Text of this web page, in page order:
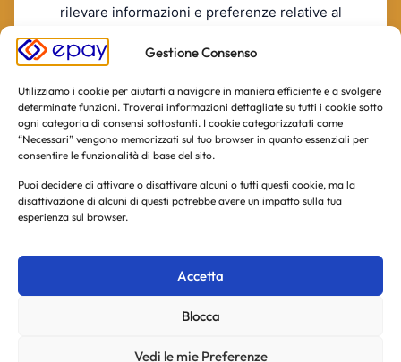
Gestione Consenso
Utilizziamo i cookie per aiutarti a navigare in maniera efficiente e a svolgere
determinate funzioni. Troverai informazioni dettagliate su tutti i cookie sotto
ogni categoria di consensi sottostanti. I cookie categorizzatati come
“Necessari” vengono memorizzati sul tuo browser in quanto essenziali per
consentire le funzionalità di base del sito.
Puoi decidere di attivare o disattivare alcuni o tutti questi cookie, ma la
disattivazione di alcuni di questi potrebbe avere un impatto sulla tua
esperienza sul browser.
Accetta
Blocca
Vedi le mie Preferenze
rilevare informazioni e preferenze relative al
RIFIUTO
ACCONSENTO
La invitiamo a consultare le informazioni sulla privacy policy
di Leaflet incluse nella informativa estesa. [Leaflet's Privacy
Policy]